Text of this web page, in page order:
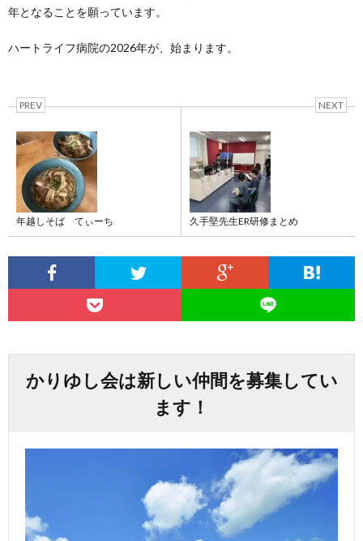
年となることを願っています。
ハートライフ病院の2026年が、始まります。
PREV
年越しそば てぃーち
NEXT
久手堅先生ER研修まとめ
かりゆし会は新しい仲間を募集してい
ます！